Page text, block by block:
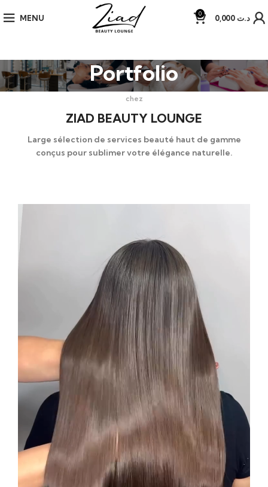
MENU 0 د.ت
Portfolio
chez
ZIAD BEAUTY LOUNGE
Large sélection de services beauté haut de gamme
conçus pour sublimer votre élégance naturelle.